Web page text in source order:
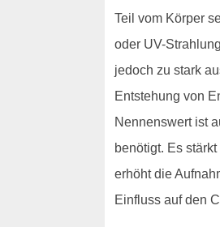
Teil vom Körper
oder UV-
jedoch zu stark
Entstehung von
Nennenswert ist
benötigt. Es
erhöht die
Einfluss auf den